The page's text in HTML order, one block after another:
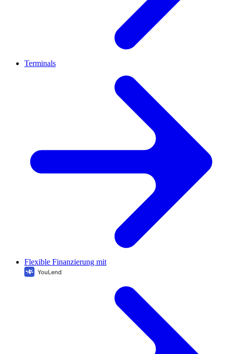
Terminals
Flexible Finanzierung mit